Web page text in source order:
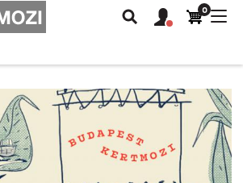
Keresés
Felhasználói
fiók
0